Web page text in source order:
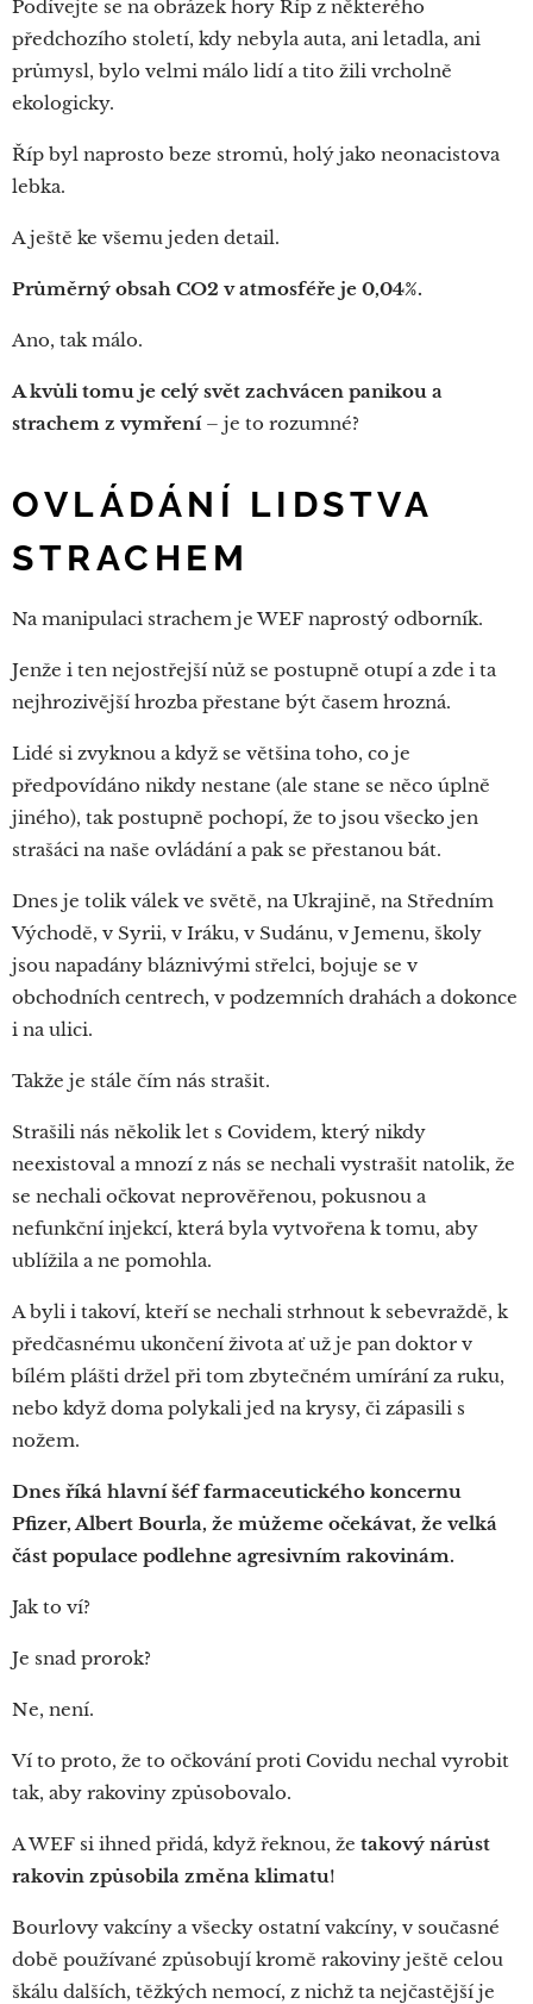
Podívejte se na obrázek hory Říp z některého
předchozího století, kdy nebyla auta, ani letadla, ani
průmysl, bylo velmi málo lidí a tito žili vrcholně
ekologicky.
Říp byl naprosto beze stromů, holý jako neonacistova
lebka.
A ještě ke všemu jeden detail.
Průměrný obsah CO2 v atmosféře je 0,04%.
Ano, tak málo.
A kvůli tomu je celý svět zachvácen panikou a
strachem z vymření– je to rozumné?
OVLÁDÁNÍ LIDSTVA
STRACHEM
Na manipulaci strachem je WEF naprostý odborník.
Jenže i ten nejostřejší nůž se postupně otupí a zde i ta
nejhrozivější hrozba přestane být časem hrozná.
Lidé si zvyknou a když se většina toho, co je
předpovídáno nikdy nestane (ale stane se něco úplně
jiného), tak postupně pochopí, že to jsou všecko jen
strašáci na naše ovládání a pak se přestanou bát.
Dnes je tolik válek ve světě, na Ukrajině, na Středním
Východě, v Syrii, v Iráku, v Sudánu, v Jemenu, školy
jsou napadány bláznivými střelci, bojuje se v
obchodních centrech, v podzemních drahách a dokonce
i na ulici.
Takže je stále čím nás strašit.
Strašili nás několik let s Covidem, který nikdy
neexistoval a mnozí z nás se nechali vystrašit natolik, že
se nechali očkovat neprověřenou, pokusnou a
nefunkční injekcí, která byla vytvořena k tomu, aby
ublížila a ne pomohla.
A byli i takoví, kteří se nechali strhnout k sebevraždě, k
předčasnému ukončení života ať už je pan doktor v
bílém plášti držel při tom zbytečném umírání za ruku,
nebo když doma polykali jed na krysy, či zápasili s
nožem.
Dnes říká hlavní šéf farmaceutického koncernu
Pfizer, Albert Bourla, že můžeme očekávat, že velká
část populace podlehne agresivním rakovinám.
Jak to ví?
Je snad prorok?
Ne, není.
Ví to proto, že to očkování proti Covidu nechal vyrobit
tak, aby rakoviny způsobovalo.
A WEF si ihned přidá, když řeknou, že takový nárůst
rakovin způsobila změna klimatu!
Bourlovy vakcíny a všecky ostatní vakcíny, v současné
době používané způsobují kromě rakoviny ještě celou
škálu dalších, těžkých nemocí, z nichž ta nejčastější je